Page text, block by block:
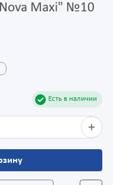
Nova Maxi" №10
Есть в наличии